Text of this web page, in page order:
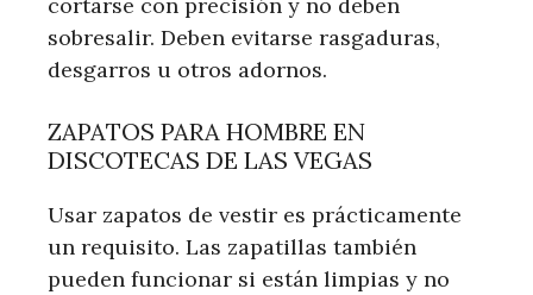
cortarse con precisión y no deben
sobresalir. Deben evitarse rasgaduras,
desgarros u otros adornos.
ZAPATOS PARA HOMBRE EN
DISCOTECAS DE LAS VEGAS
Usar zapatos de vestir es prácticamente
un requisito. Las zapatillas también
pueden funcionar si están limpias y no